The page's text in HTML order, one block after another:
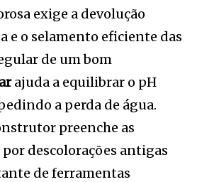
exige a devolução
e o selamento eficiente das
de um bom
ajuda a equilibrar o pH
a perda de água.
preenche as
descolorações antigas
de ferramentas